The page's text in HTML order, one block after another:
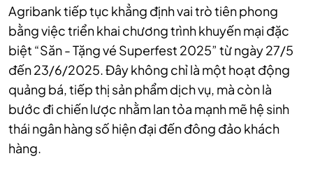
Agribank tiếp tục khẳng định vai trò tiên phong
bằng việc triển khai chương trình khuyến mại đặc
biệt “Săn - Tặng vé Superfest 2025” từ ngày 27/5
đến 23/6/2025. Đây không chỉ là một hoạt động
quảng bá, tiếp thị sản phẩm dịch vụ, mà còn là
bước đi chiến lược nhằm lan tỏa mạnh mẽ hệ sinh
thái ngân hàng số hiện đại đến đông đảo khách
hàng.